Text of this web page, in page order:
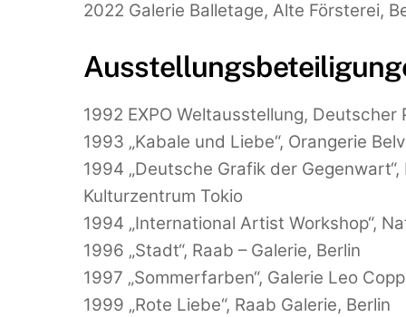
2022 Galerie Balletage, Alte Försterei,
1992 EXPO Weltausstellung,
1993 „Kabale und Liebe“, Orangerie
1994 „Deutsche Grafik der
Kulturzentrum Tokio
1994 „International Artist Workshop“,
1996 „Stadt“, Raab – Galerie, Berlin
1997 „Sommerfarben“, Galerie Leo
1999 „Rote Liebe“, Raab Galerie, Berlin